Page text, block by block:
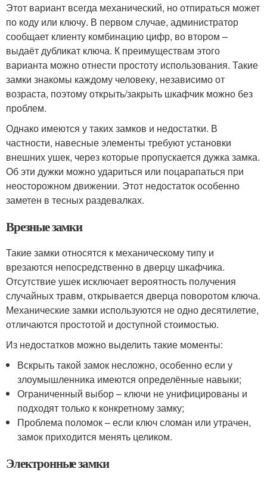
Этот вариант всегда механический, но отпираться может
по коду или ключу. В первом случае, администратор
сообщает клиенту комбинацию цифр, во втором –
выдаёт дубликат ключа. К преимуществам этого
варианта можно отнести простоту использования. Такие
замки знакомы каждому человеку, независимо от
возраста, поэтому открыть/закрыть шкафчик можно без
проблем.
Однако имеются у таких замков и недостатки. В
частности, навесные элементы требуют установки
внешних ушек, через которые пропускается дужка замка.
Об эти дужки можно удариться или поцарапаться при
неосторожном движении. Этот недостаток особенно
заметен в тесных раздевалках.
Врезные замки
Такие замки относятся к механическому типу и
врезаются непосредственно в дверцу шкафчика.
Отсутствие ушек исключает вероятность получения
случайных травм, открывается дверца поворотом ключа.
Механические замки используются не одно десятилетие,
отличаются простотой и доступной стоимостью.
Из недостатков можно выделить такие моменты:
Вскрыть такой замок несложно, особенно если у
злоумышленника имеются определённые навыки;
Ограниченный выбор – ключи не унифицированы и
подходят только к конкретному замку;
Проблема поломок – если ключ сломан или утрачен,
замок приходится менять целиком.
Электронные замки